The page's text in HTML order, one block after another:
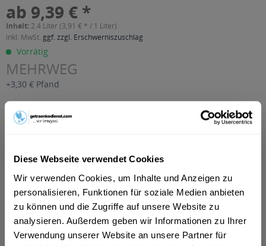
Diese Webseite verwendet Cookies
Wir verwenden Cookies, um Inhalte und Anzeigen zu
personalisieren, Funktionen für soziale Medien anbieten
zu können und die Zugriffe auf unsere Website zu
analysieren. Außerdem geben wir Informationen zu Ihrer
Verwendung unserer Website an unsere Partner für
ab 9,39 € *
Inhalt: 2.4 Liter (3,91 € * / 1 Liter)
inkl. MwSt. ggf. zzgl. Erschwerniszuschlag
Vorrätig
MEHRWEG
+3,30 € Pfand
In denWarenkorb
Verfügbar in:
Beschreibung
mehr
"Klaus Bananen-Nektar 12 x 0,2l"